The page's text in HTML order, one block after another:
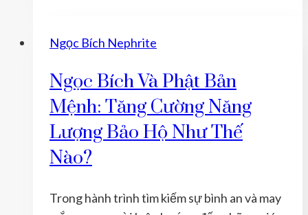
Mệnh
Sự
May
Mắn:
Thu
Lộc,
Ngọc Bích Nephrite
Ngọc Bích Và Phật Bản
Mệnh: Tăng Cường Năng
Lượng Bảo Hộ Như Thế
Nào?
Trong hành trình tìm kiếm sự bình an và may